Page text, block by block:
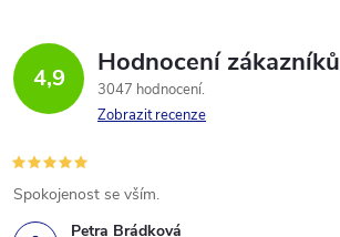
4,9 Hodnocení zákazníků
3047 hodnocení
Zobrazit recenze
Petra Brádková
Spokojenost se vším.